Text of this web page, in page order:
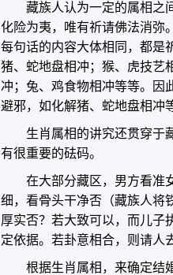
藏族人认为一定的属相之
化险为夷，唯有祈请佛法消弥
每句话的内容大体相同，都是
猪、蛇地盘相冲；猴、虎技艺
冲；兔、鸡食物相冲等等。因
避邪，如化解猪、蛇地盘相冲
生肖属相的讲究还贯穿于
有很重要的砝码。
在大部分藏区，男方看准
细，看骨头干净否（藏族人将
厚实否？若大致可以，而儿子
定依据。若卦意相合，则请人
根据生肖属相，来确定结